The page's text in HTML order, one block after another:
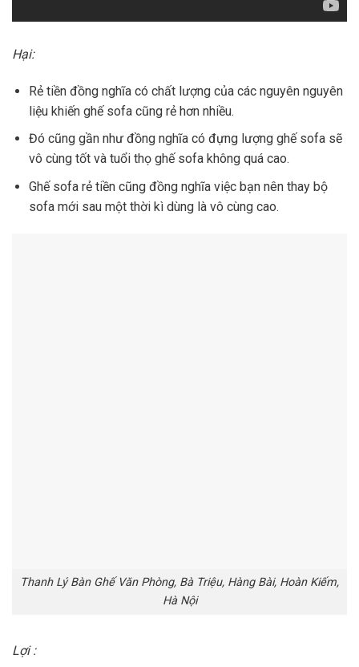
Hại:
Rẻ tiền đồng nghĩa có chất lượng của các nguyên nguyên
liệu khiến ghế sofa cũng rẻ hơn nhiều.
Đó cũng gần như đồng nghĩa có đựng lượng ghế sofa sẽ
vô cùng tốt và tuổi thọ ghế sofa không quá cao.
Ghế sofa rẻ tiền cũng đồng nghĩa việc bạn nên thay bộ
sofa mới sau một thời kì dùng là vô cùng cao.
Thanh Lý Bàn Ghế Văn Phòng, Bà Triệu, Hàng Bài, Hoàn Kiếm,
Hà Nội
Lợi :